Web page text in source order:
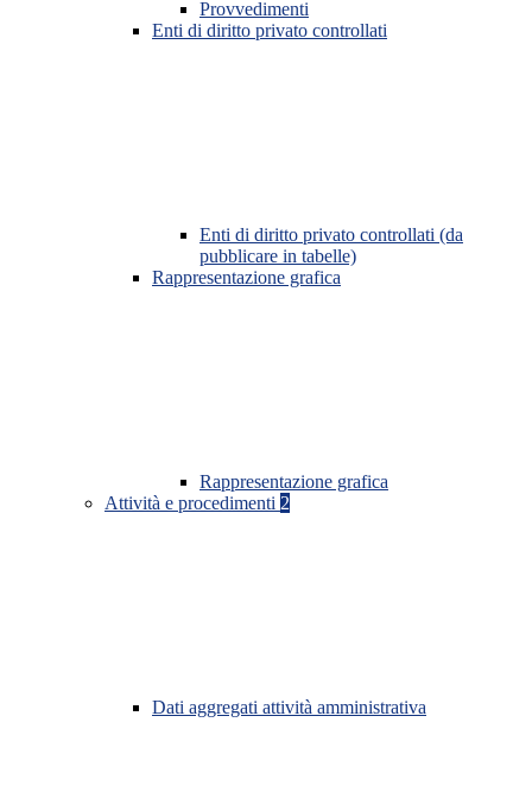
Provvedimenti
Enti di diritto privato controllati
Enti di diritto privato controllati (da
pubblicare in tabelle)
Rappresentazione grafica
Rappresentazione grafica
Attività e procedimenti 2
Dati aggregati attività amministrativa